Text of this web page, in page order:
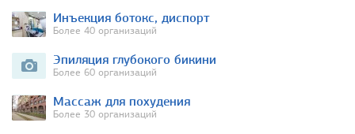
Инъекция ботокс, диспорт
Более 40 организаций
Эпиляция глубокого бикини
Более 60 организаций
Массаж для похудения
Более 30 организаций